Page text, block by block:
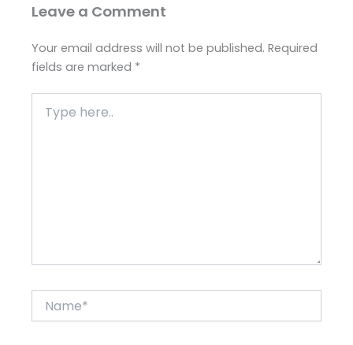
Leave a Comment
Your email address will not be published. Required
fields are marked *
here..